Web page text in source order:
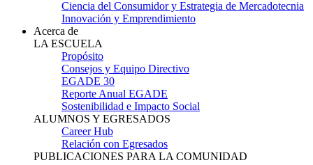
Ciencia del Consumidor y Estrategia de Mercadotecnia
Innovación y Emprendimiento
Acerca de
LA ESCUELA
Propósito
Consejos y Equipo Directivo
EGADE 30
Reporte Anual EGADE
Sostenibilidad e Impacto Social
ALUMNOS Y EGRESADOS
Career Hub
Relación con Egresados
PUBLICACIONES PARA LA COMUNIDAD